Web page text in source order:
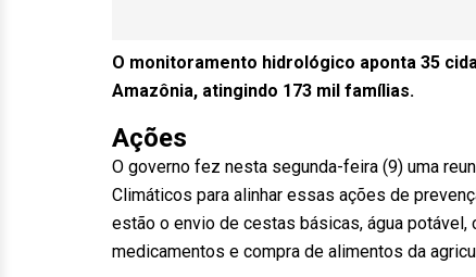
O monitoramento hidrológico aponta 35
Amazônia, atingindo 173 mil famílias.
Ações
O governo fez nesta segunda-feira (9) uma
Climáticos para alinhar essas ações de
estão o envio de cestas básicas, água
medicamentos e compra de alimentos da